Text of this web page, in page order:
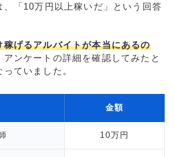
「10万円以上稼いだ」という回答
稼げるアルバイトが本当にあるの
ンケートの詳細を確認してみたと
ていました。
金額
10万円